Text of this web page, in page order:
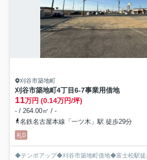
刈谷市築地町
刈谷市築地町4丁目6-7事業用借地
11万円 (0.14万円/坪)
- / 264.00㎡ / -
名鉄名古屋本線「一ツ木」駅 徒歩29分
礼0
◆テンポアップ◆刈谷市築地町借地◆富士松駅徒